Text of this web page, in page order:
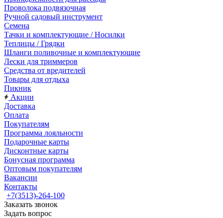
Проволока подвязочная
Ручной садовый инструмент
Семена
Тачки и комплектующие / Носилки
Теплицы / Грядки
Шланги поливочные и комплектующие
Лески для триммеров
Средства от вредителей
Товары для отдыха
Пикник
Акции
Доставка
Оплата
Покупателям
Программа лояльности
Подарочные карты
Дисконтные карты
Бонусная программа
Оптовым покупателям
Вакансии
Контакты
+7(3513)-264-100
Заказать звонок
Задать вопрос